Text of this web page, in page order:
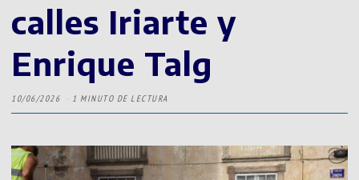
calles Iriarte y
Enrique Talg
10/06/2026 1 MINUTO DE LECTURA